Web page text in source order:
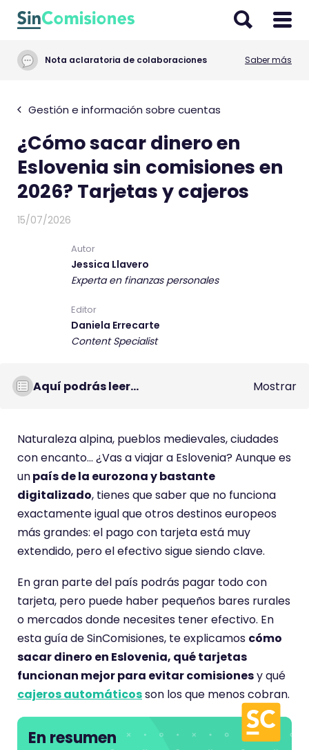
Nota aclaratoria de colaboraciones Saber más
Gestión e información sobre cuentas
¿Cómo sacar dinero en
Eslovenia sin comisiones en
2026? Tarjetas y cajeros
15/07/2026
Autor
Jessica Llavero
Experta en finanzas personales
Editor
Daniela Errecarte
Content Specialist
Aquí podrás leer... Mostrar
Naturaleza alpina, pueblos medievales, ciudades
con encanto… ¿Vas a viajar a Eslovenia? Aunque es
unpaís de la eurozona y bastante
digitalizado, tienes que saber que no funciona
exactamente igual que otros destinos europeos
más grandes: el pago con tarjeta está muy
extendido, pero el efectivo sigue siendo clave.
En gran parte del país podrás pagar todo con
tarjeta, pero puede haber pequeños bares rurales
o mercados donde necesites tener efectivo. En
esta guía de SinComisiones, te explicamos cómo
sacar dinero en Eslovenia, qué tarjetas
funcionan mejor para evitar comisionesy qué
cajeros automáticosson los que menos cobran.
En resumen